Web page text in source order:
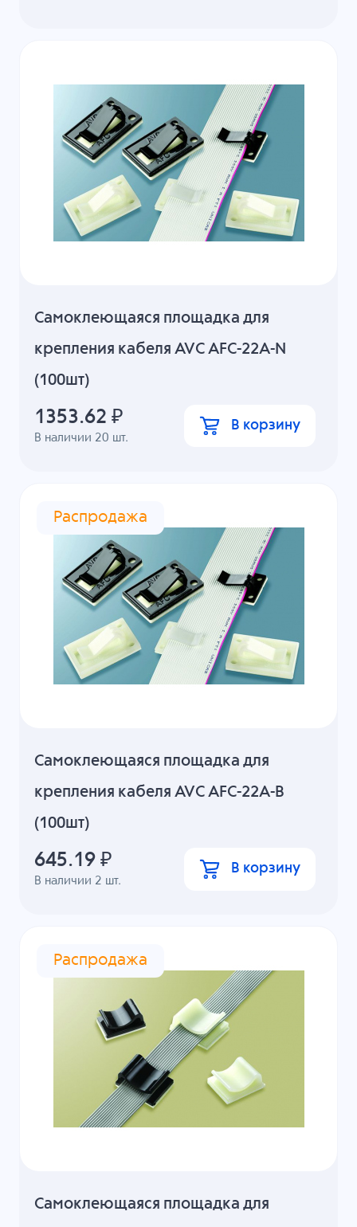
Cамоклеющаяся площадка для
крепления кабеля AVC AFC-22A-N
(100шт)
В наличии 20 шт.
1353.62 ₽ В корзину
Распродажа
Cамоклеющаяся площадка для
крепления кабеля AVC AFC-22A-B
(100шт)
В наличии 2 шт.
645.19 ₽ В корзину
Распродажа
Cамоклеющаяся площадка для